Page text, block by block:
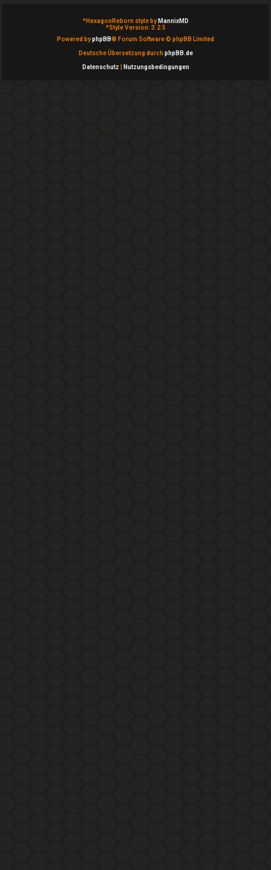
*HexagonReborn style by MannixMD
*Style Version: 3.2.5
Powered byphpBB® Forum Software © phpBB Limited
Deutsche Übersetzung durch phpBB.de
Datenschutz Nutzungsbedingungen